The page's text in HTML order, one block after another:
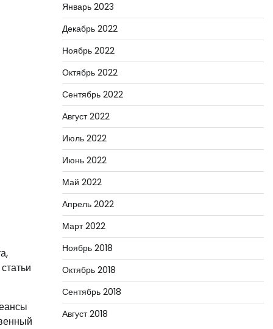
Январь 2023
Декабрь 2022
Ноябрь 2022
Октябрь 2022
Сентябрь 2022
Август 2022
Июль 2022
Июнь 2022
Май 2022
Апрель 2022
Март 2022
Ноябрь 2018
Октябрь 2018
Сентябрь 2018
Август 2018